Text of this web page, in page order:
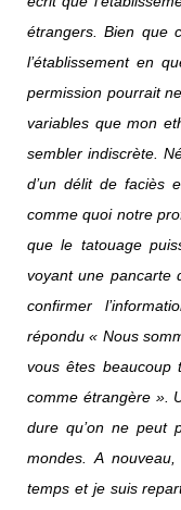
étrangers. Bien que
l’établissement en
permission pourrait
variables que mon
sembler indiscrète.
d’un délit de faciès
comme quoi notre
que le tatouage
voyant une pancarte
confirmer
répondu « Nous
vous êtes beaucoup
comme étrangère ».
dure qu’on ne peut
mondes. A
temps et je suis